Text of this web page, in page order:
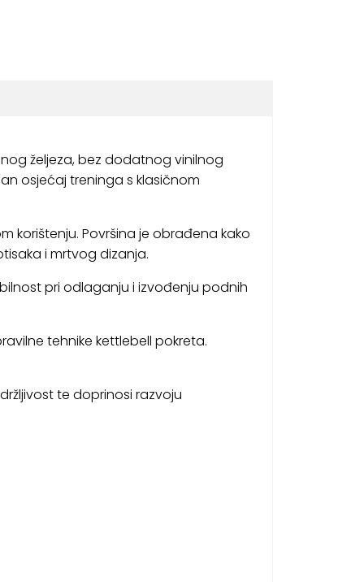
željeza, bez dodatnog vinilnog
osjećaj treninga s klasičnom
korištenju. Površina je obrađena kako
i mrtvog dizanja.
pri odlaganju i izvođenju podnih
tehnike kettlebell pokreta.
te doprinosi razvoju